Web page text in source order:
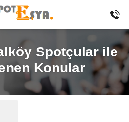
Spotçular ile
Konular